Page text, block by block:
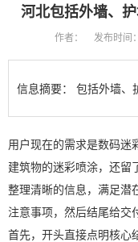
河北​包括外墙、
作者： 发布时间
信息摘要： 包括外墙、
用户现在的需求是数码迷
建筑物的迷彩喷涂，还留
整理清晰的信息，满足潜
注意事项，然后结尾给交
首先，开头直接点明核心